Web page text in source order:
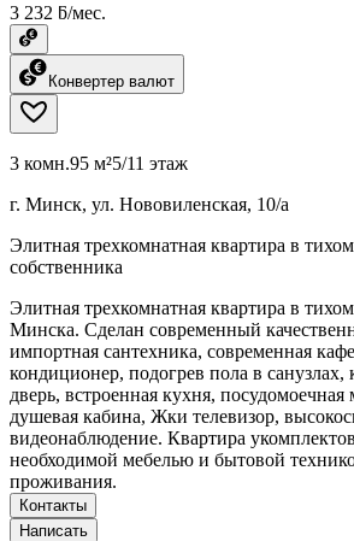
3 232 ƃ/мес.
Конвертер валют
3 комн.95 м²5/11 этаж
г. Минск, ул. Нововиленская, 10/а
Элитная трехкомнатная квартира в
собственника
Элитная трехкомнатная квартира в
Минска. Сделан современный
импортная сантехника, современная
кондиционер, подогрев пола в санузлах,
дверь, встроенная кухня,
душевая кабина, Жки телевизор,
видеонаблюдение. Квартира
необходимой мебелью и бытовой
проживания.
Контакты
Написать